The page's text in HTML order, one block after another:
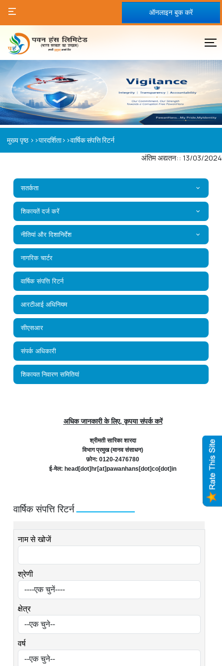
ऑनलाइन बुक करें
मुख्य पृष्ठ >>पारदर्शिता>>वार्षिक संपत्ति रिटर्न
अंतिम अद्यतन:: 13/03/2024
सतर्कता
शिकायतें दर्ज करें
नीतियां और दिशानिर्देश
नागरिक चार्टर
वार्षिक संपत्ति रिटर्न
आरटीआई अधिनियम
सीएसआर
संपर्क अधिकारी
शिकायत निवारण समितियां
अधिक जानकारी के लिए, कृपया संपर्क करें
श्रीमती सारिका शारदा
विभाग प्रमुख (मानव संसाधन)
फ़ोन: 0120-2476780
ई-मेल: head[dot]hr[at]pawanhans[dot]co[dot]in
वार्षिक संपत्ति रिटर्न
नाम से खोजें
श्रेणी
क्षेत्र
वर्ष